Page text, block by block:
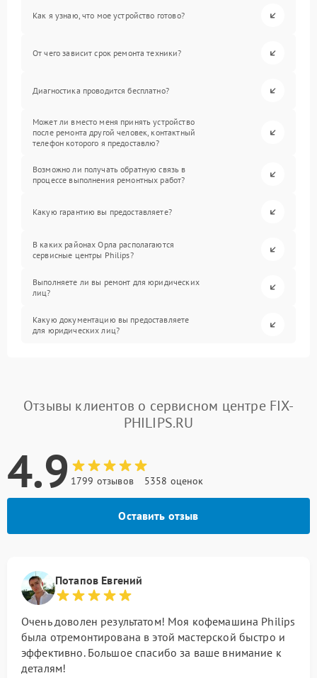
Как я узнаю, что мое устройство готово?
От чего зависит срок ремонта техники?
Диагностика проводится бесплатно?
Может ли вместо меня принять устройство
после ремонта другой человек, контактный
телефон которого я предоставлю?
Возможно ли получать обратную связь в
процессе выполнения ремонтных работ?
Какую гарантию вы предоставляете?
В каких районах Орла располагаются
сервисные центры Philips?
Выполняете ли вы ремонт для юридических
лиц?
Какую документацию вы предоставляете
для юридических лиц?
Отзывы клиентов о сервисном центре FIX-
PHILIPS.RU
4.9 1799 отзывов 5358 оценок
Оставить отзыв
Потапов Евгений
Очень доволен результатом! Моя кофемашина Philips
была отремонтирована в этой мастерской быстро и
эффективно. Большое спасибо за ваше внимание к
деталям!